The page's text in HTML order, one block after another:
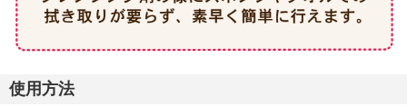
使用方法